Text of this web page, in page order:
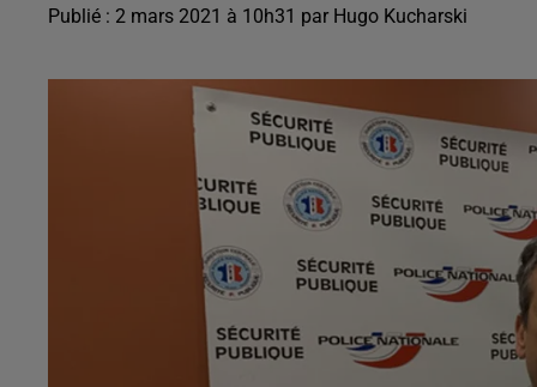
Publié : 2 mars 2021 à 10h31 par Hugo Kucharski